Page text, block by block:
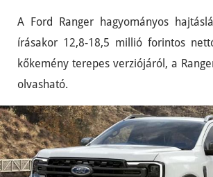
A Ford Ranger hagyományos
írásakor 12,8-18,5 millió forintos
kőkemény terepes verziójáról, a
olvasható.